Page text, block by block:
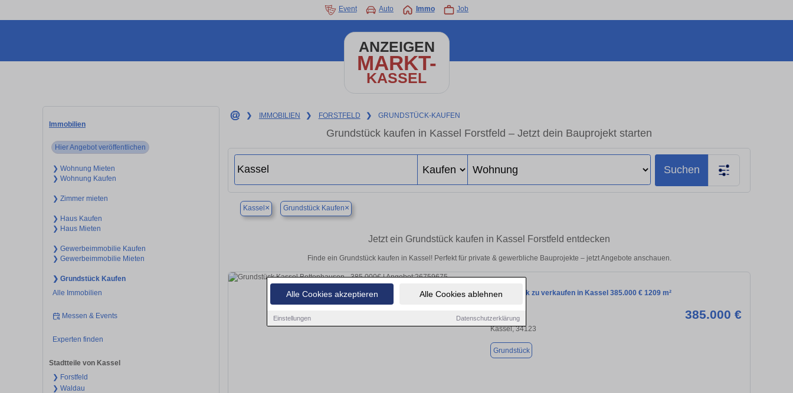
Alle Cookies akzeptieren Alle Cookies ablehnen
Einstellungen Datenschutzerklärung
Event Auto Immo Job
ANZEIGEN
MARKT-
KASSEL
Immobilien
Hier Angebot veröffentlichen
❯ Wohnung Mieten
❯ Wohnung Kaufen
❯ Zimmer mieten
❯ Haus Kaufen
❯ Haus Mieten
❯ Gewerbeimmobilie Kaufen
❯ Gewerbeimmobilie Mieten
❯ Grundstück Kaufen
Alle Immobilien
Messen & Events
Experten finden
Stadtteile von Kassel
❯ Forstfeld
❯ Waldau
❯ IMMOBILIEN ❯ FORSTFELD ❯ GRUNDSTÜCK-KAUFEN
Grundstück kaufen in Kassel Forstfeld – Jetzt dein Bauprojekt starten
Suchen
Kassel × Grundstück Kaufen×
Jetzt ein Grundstück kaufen in Kassel Forstfeld entdecken
Finde ein Grundstück kaufen in Kassel! Perfekt für private & gewerbliche Bauprojekte – jetzt Angebote anschauen.
Grundstück zu verkaufen in Kassel 385.000 € 1209 m²
385.000 €
Kassel, 34123
Grundstück